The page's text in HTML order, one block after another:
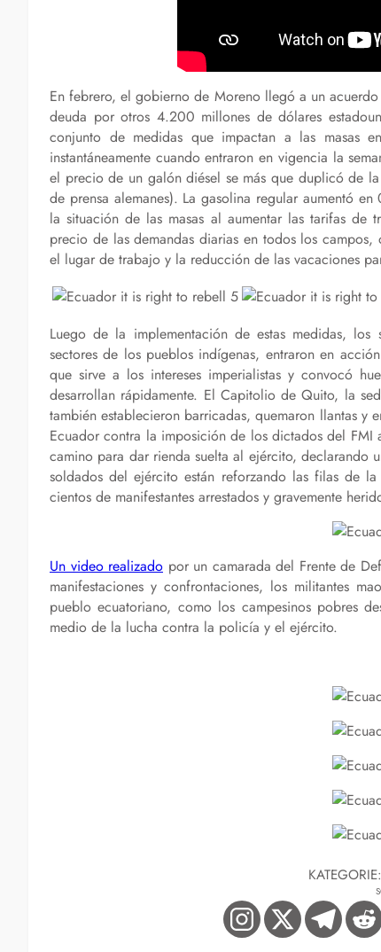
En febrero, el gobierno de Moreno llegó a un
deuda por otros 4.200 millones de dólares
conjunto de medidas que impactan a las masas
instantáneamente cuando entraron en vigencia la
el precio de un galón diésel se más que duplicó de
de prensa alemanes). La gasolina regular aumentó
la situación de las masas al aumentar las tarifas de
precio de las demandas diarias en todos los
el lugar de trabajo y la reducción de las vacaciones
Luego de la implementación de estas medidas, los
sectores de los pueblos indígenas, entraron en
que sirve a los intereses imperialistas y convocó
desarrollan rápidamente. El Capitolio de Quito, la
también establecieron barricadas, quemaron llantas
Ecuador contra la imposición de los dictados del
camino para dar rienda suelta al ejército, declarando
soldados del ejército están reforzando las filas de
cientos de manifestantes arrestados y gravemente
Un video realizado por un camarada del Frente de
manifestaciones y confrontaciones, los militantes
pueblo ecuatoriano, como los campesinos pobres
medio de la lucha contra la policía y el ejército.
KATEGORIE: